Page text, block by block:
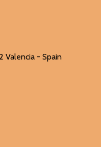
Valencia - Spain